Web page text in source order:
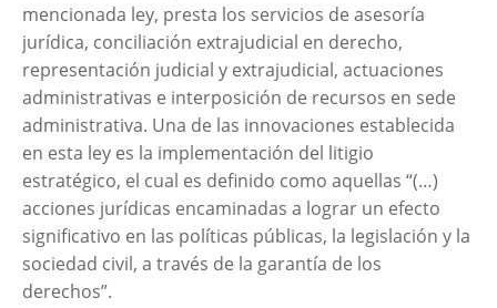
mencionada ley, presta los servicios de asesoría
jurídica, conciliación extrajudicial en derecho,
representación judicial y extrajudicial, actuaciones
administrativas e interposición de recursos en sede
administrativa. Una de las innovaciones establecida
en esta ley es la implementación del litigio
estratégico, el cual es definido como aquellas “(…)
acciones jurídicas encaminadas a lograr un efecto
significativo en las políticas públicas, la legislación y la
sociedad civil, a través de la garantía de los
derechos”.